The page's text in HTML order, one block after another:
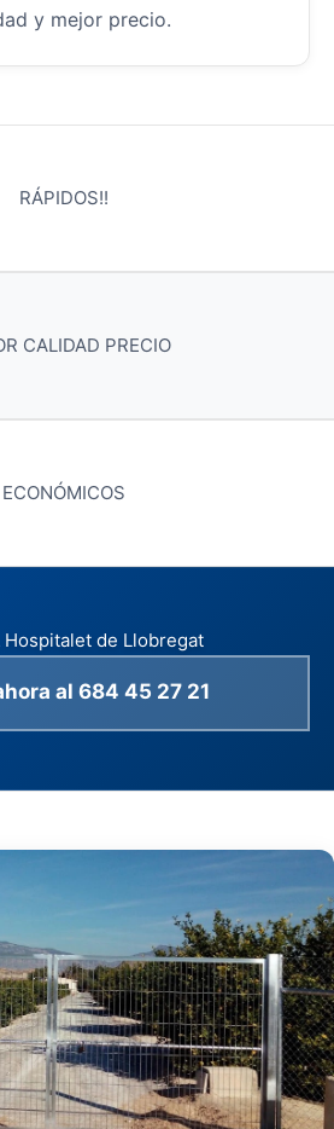
y mejor precio.
RÁPIDOS!!
CALIDAD PRECIO
ECONÓMICOS
Hospitalet de Llobregat
al 684 45 27 21